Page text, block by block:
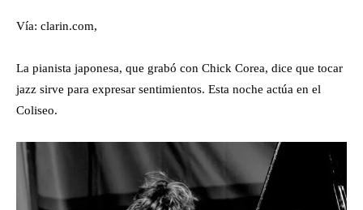
Vía: clarin.com,
La pianista japonesa, que grabó con Chick Corea, dice que tocar
jazz sirve para expresar sentimientos. Esta noche actúa en el
Coliseo.